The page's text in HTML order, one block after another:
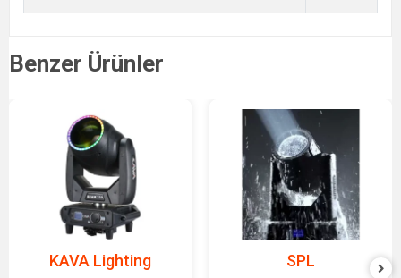
Benzer Ürünler
KAVA Lighting SPL